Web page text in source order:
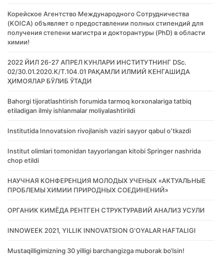
Корейское Агентство Международного Сотрудничества
(KOICA) объявляет о предоставлении полных стипендий для
получения степени магистра и докторантуры (PhD) в области
химии!
2022 ЙИЛ 26-27 АПРЕЛ КУНЛАРИ ИНСТИТУТНИНГ DSc.
02/30.01.2020.К/Т.104.01 РАҚАМЛИ ИЛМИЙ КЕНГАШИДА
ҲИМОЯЛАР БЎЛИБ ЎТАДИ
Bahorgi tijoratlashtirish forumida tarmoq korxonalariga tatbiq
etiladigan ilmiy ishlanmalar moliyalashtirildi
Institutida Innovatsion rivojlanish vaziri sayyor qabul oʻtkazdi
Institut olimlari tomonidan tayyorlangan kitobi Springer nashrida
chop etildi
НАУЧНАЯ КОНФЕРЕНЦИЯ МОЛОДЫХ УЧЕНЫХ «АКТУАЛЬНЫЕ
ПРОБЛЕМЫ ХИМИИ ПРИРОДНЫХ СОЕДИНЕНИЙ»
ОРГАНИК КИМЁДА РЕНТГЕН СТРУКТУРАВИЙ АНАЛИЗ УСУЛИ
INNOWEEK 2021, YILLIK INNOVATSION G'OYALAR HAFTALIGI
Mustaqilligimizning 30 yilligi barchangizga muborak bo‘lsin!